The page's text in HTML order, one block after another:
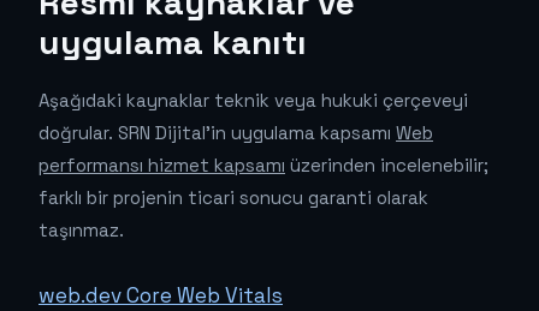
uygulama kanıtı
Aşağıdaki kaynaklar teknik veya hukuki çerçeveyi
doğrular. SRN Dijital'in uygulama kapsamı Web
performansı hizmet kapsamı üzerinden incelenebilir;
farklı bir projenin ticari sonucu garanti olarak
taşınmaz.
web.dev Core Web Vitals